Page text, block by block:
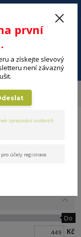
Menu
Do
Kč
první
a získejte slevový
není závazný
zpracování osobních
pro účely registrace.